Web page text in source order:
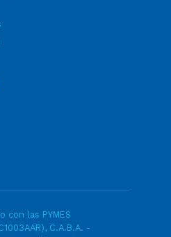
con las PYMES
C.A.B.A. -